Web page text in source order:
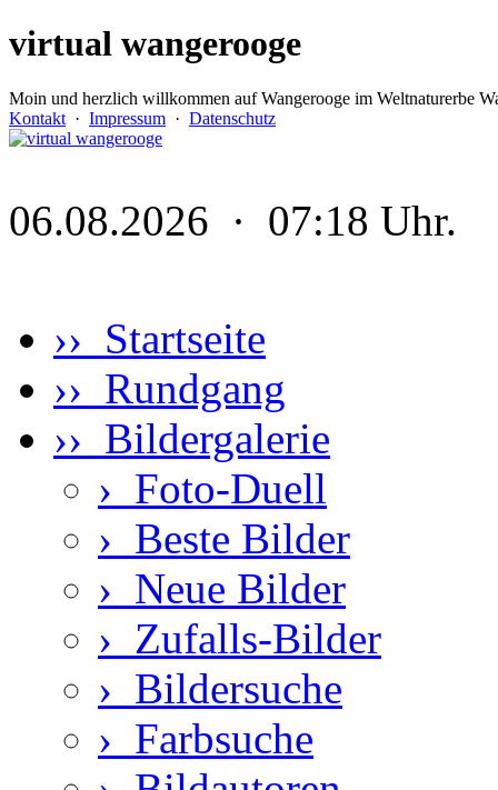
virtual wangerooge
Moin und herzlich willkommen auf Wangerooge im Weltnaturerbe
Kontakt · Impressum · Datenschutz
06.08.2026 · 07:18 Uhr.
›› Startseite
›› Rundgang
›› Bildergalerie
› Foto-Duell
› Beste Bilder
› Neue Bilder
› Zufalls-Bilder
› Bildersuche
› Farbsuche